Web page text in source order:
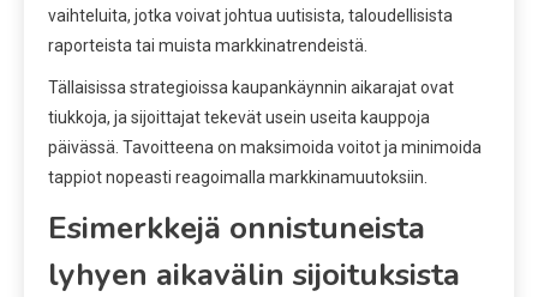
vaihteluita, jotka voivat johtua uutisista, taloudellisista
raporteista tai muista markkinatrendeistä.
Tällaisissa strategioissa kaupankäynnin aikarajat ovat
tiukkoja, ja sijoittajat tekevät usein useita kauppoja
päivässä. Tavoitteena on maksimoida voitot ja minimoida
tappiot nopeasti reagoimalla markkinamuutoksiin.
Esimerkkejä onnistuneista
lyhyen aikavälin sijoituksista